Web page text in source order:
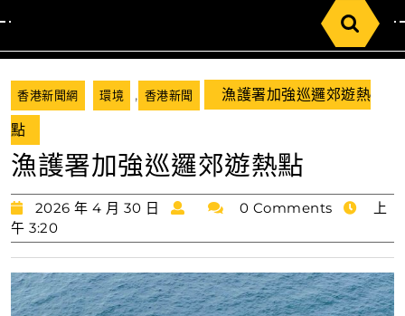
for:
香港新聞網 環境 , 香港新聞 漁護署加強巡邏郊遊熱
點
漁護署加強巡邏郊遊熱點
2026 年 4 月 30 日
2026
4
30
日
0 Comments
上
午 3:20